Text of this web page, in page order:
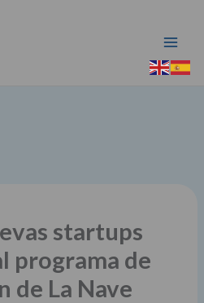
startups
programa de
de La Nave